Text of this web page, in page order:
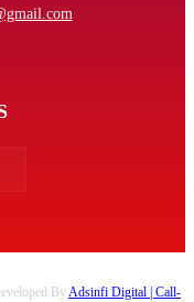
ByAdsinfi Digital | Call-